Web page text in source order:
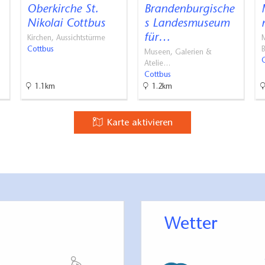
in der Nähe des Eingangs: 1
Oberkirche St.
Nikolai Cottbus
Kirchen, Aussichtstürme
Cottbus
1.1km
Brandenburgische
s Landesmuseum
für…
Museen, Galerien &
Atelie…
Cottbus
1.2km
Karte aktivieren
Wetter